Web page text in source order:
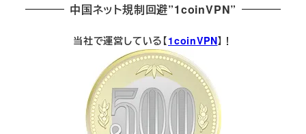
中国ネット規制回避”1coinVPN”
当社で運営している【1coinVPN】！